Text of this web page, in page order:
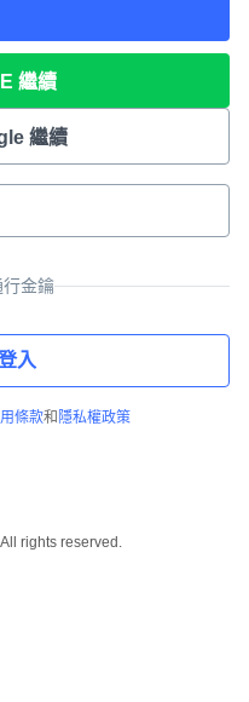
繼續
繼續
金鑰
入
條款和 隱私權政策
rights reserved.